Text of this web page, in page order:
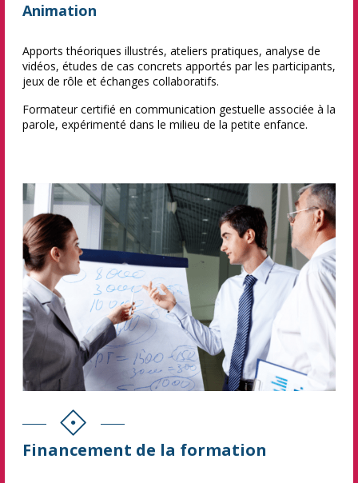
Animation
Apports théoriques illustrés, ateliers pratiques, analyse de
vidéos, études de cas concrets apportés par les participants,
jeux de rôle et échanges collaboratifs.
Formateur certifié en communication gestuelle associée à la
parole, expérimenté dans le milieu de la petite enfance.
Financement de la formation